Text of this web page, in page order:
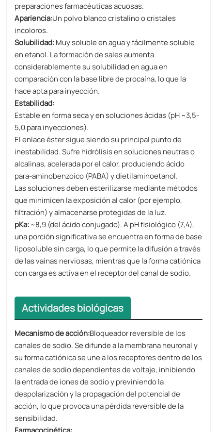
preparaciones farmacéuticas acuosas.
Apariencia:Un polvo blanco cristalino o cristales
incoloros.
Solubilidad:Muy soluble en agua y fácilmente soluble
en etanol. La formación de sales aumenta
considerablemente su solubilidad en agua en
comparación con la base libre de procaína, lo que la
hace apta para inyección.
Estabilidad:
Estable en forma seca y en soluciones ácidas (pH ~3,5-
5,0 para inyecciones).
El enlace éster sigue siendo su principal punto de
inestabilidad. Sufre hidrólisis en soluciones neutras o
alcalinas, acelerada por el calor, produciendo ácido
para-aminobenzoico (PABA) y dietilaminoetanol.
Las soluciones deben esterilizarse mediante métodos
que minimicen la exposición al calor (por ejemplo,
filtración) y almacenarse protegidas de la luz.
pKa:​​~8,9 (del ácido conjugado). A pH fisiológico (7,4),
una porción significativa se encuentra en forma de base
liposoluble sin carga, lo que permite la difusión a través
de las vainas nerviosas, mientras que la forma catiónica
con carga es activa en el receptor del canal de sodio.
Actividades biológicas
Mecanismo de acción:Bloqueador reversible de los
canales de sodio. Se difunde a la membrana neuronal y
su forma catiónica se une a los receptores dentro de los
canales de sodio dependientes de voltaje, inhibiendo
la entrada de iones de sodio y previniendo la
despolarización y la propagación del potencial de
acción, lo que provoca una pérdida reversible de la
sensibilidad.